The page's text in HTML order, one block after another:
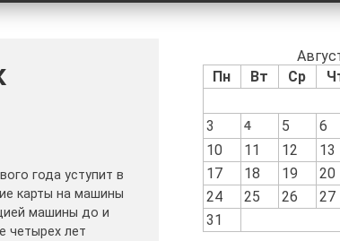
года уступит в
карты на машины
машины до и
четырех лет
Пн
Вт Ср
3
4 5 6
10
11 12 13
17
18 19 20
24
25 26 27
31